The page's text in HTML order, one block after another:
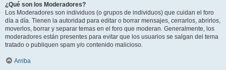
¿Qué son los Moderadores?
Los Moderadores son individuos (o grupos de individuos) que cuidan el foro
día a día. Tienen la autoridad para editar o borrar mensajes, cerrarlos, abrirlos,
moverlos, borrar y separar temas en el foro que moderan. Generalmente, los
moderadores están presentes para evitar que los usuarios se salgan del tema
tratado o publiquen spam y/o contenido malicioso.
Arriba